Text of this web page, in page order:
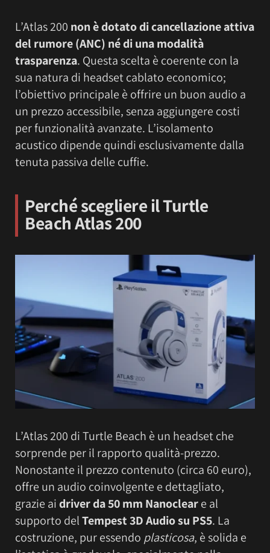
L’Atlas 200 non è dotato di cancellazione attiva
del rumore (ANC) né di una modalità
trasparenza. Questa scelta è coerente con la
sua natura di headset cablato economico;
l’obiettivo principale è offrire un buon audio a
un prezzo accessibile, senza aggiungere costi
per funzionalità avanzate. L’isolamento
acustico dipende quindi esclusivamente dalla
tenuta passiva delle cuffie.
Perché scegliere il Turtle
Beach Atlas 200
L’Atlas 200 di Turtle Beach è un headset che
sorprende per il rapporto qualità-prezzo.
Nonostante il prezzo contenuto (circa 60 euro),
offre un audio coinvolgente e dettagliato,
grazie aidriver da 50 mm Nanocleare al
supporto delTempest 3D Audio su PS5. La
costruzione, pur essendo plasticosa, è solida e